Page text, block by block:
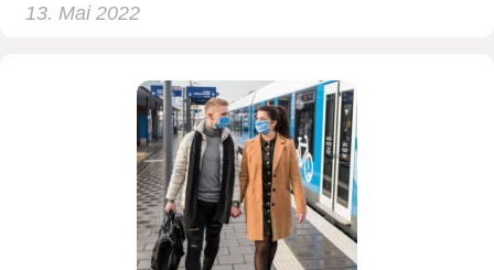
13. Mai 2022